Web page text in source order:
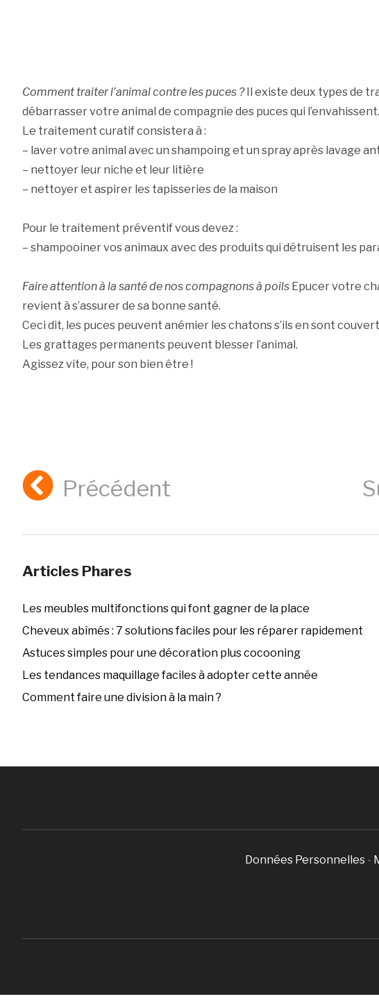
Comment traiter l’animal contre les puces ?Il existe deux types de
débarrasser votre animal de compagnie des puces qui l’envahissent.
Le traitement curatif consistera à :
– laver votre animal avec un shampoing et un spray après lavage
– nettoyer leur niche et leur litière
– nettoyer et aspirer les tapisseries de la maison
Pour le traitement préventif vous devez :
– shampooiner vos animaux avec des produits qui détruisent les
Faire attention à la santé de nos compagnons à poilsEpucer votre
revient à s’assurer de sa bonne santé.
Ceci dit, les puces peuvent anémier les chatons s’ils en sont
Les grattages permanents peuvent blesser l’animal.
Agissez vite, pour son bien être !
Précédent
Articles Phares
Les meubles multifonctions qui font gagner de la place
Cheveux abîmés : 7 solutions faciles pour les réparer rapidement
Astuces simples pour une décoration plus cocooning
Les tendances maquillage faciles à adopter cette année
Comment faire une division à la main ?
Données Personnelles -